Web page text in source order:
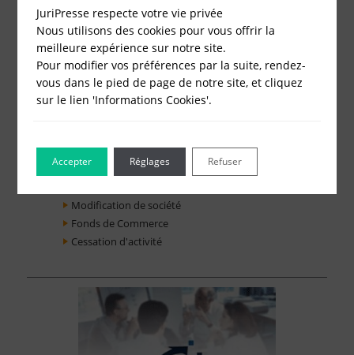
Publier votre Annonce Légales en 5 Minutes, c'est
Facile
1 - Remplissez le formulaire
2 - Obtenez immédiatement le prix
Choisissez votre formulaire :
Modification de société
Fonds de Commerce
Cessation d'activité
JuriPresse respecte votre vie privée
Nous utilisons des cookies pour vous offrir la
meilleure expérience sur notre site.
Pour modifier vos préférences par la suite, rendez-
vous dans le pied de page de notre site, et cliquez
sur le lien 'Informations Cookies'.
Accepter Refuser
Réglages